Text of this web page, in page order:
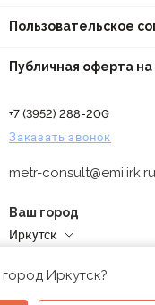
Пользовательское
Публичная оферта
+7 (3952) 288-200
Заказать звонок
metr-consult@emi.irk.ru
Ваш город
Иркутск
Иркутск?